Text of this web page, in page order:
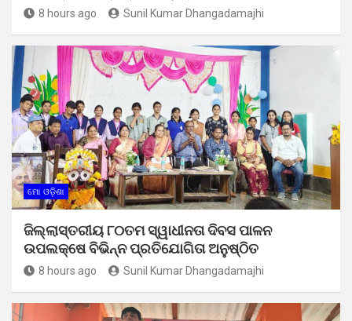
8 hours ago Sunil Kumar Dhangadamajhi
ମୋ ଓଡ଼ିଶା
ଜିଲ୍ଲାସ୍ତରୀୟ ୮୦ତମ ସ୍ୱାଧୀନତା ଦିବସ ପାଳନ
ଉପଲକ୍ଷେ ବିଭିନ୍ନ ପ୍ରତିଯୋଗିତା ଅନୁଷ୍ଠିତ
8 hours ago Sunil Kumar Dhangadamajhi